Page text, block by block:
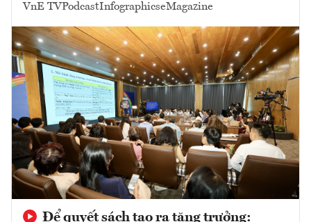
VnE TVPodcastInfographicseMagazine
Để quyết sách tạo ra tăng trưởng: